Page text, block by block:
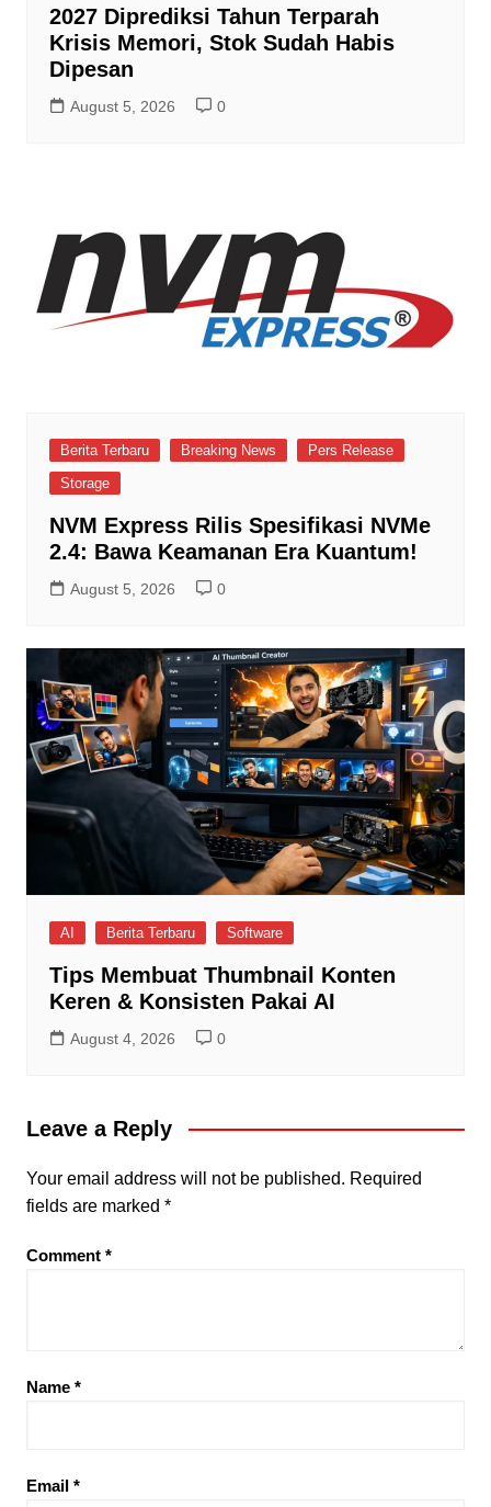
2027 Diprediksi Tahun Terparah
Krisis Memori, Stok Sudah Habis
Dipesan
August 5, 2026 0
Berita Terbaru Breaking News
Pers Release
Storage
NVM Express Rilis Spesifikasi NVMe
2.4: Bawa Keamanan Era Kuantum!
August 5, 2026 0
AI Berita Terbaru Software
Tips Membuat Thumbnail Konten
Keren & Konsisten Pakai AI
August 4, 2026 0
Leave a Reply
Your email address will not be published. Required
fields are marked *
Comment *
Name *
Email *